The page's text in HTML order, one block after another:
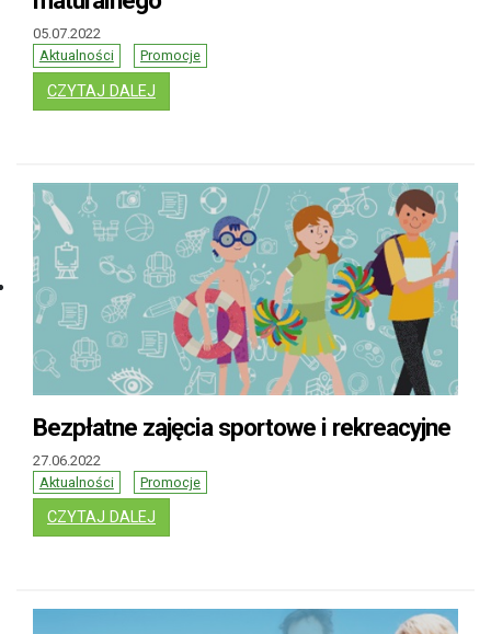
05.07.2022
Aktualności
Promocje
CZYTAJ DALEJ
Bezpłatne zajęcia sportowe i rekreacyjne
27.06.2022
Aktualności
Promocje
CZYTAJ DALEJ